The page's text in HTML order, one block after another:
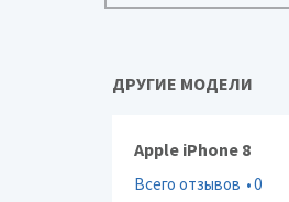
ДРУГИЕ МОДЕЛИ
Apple iPhone 8
Всего отзывов 0